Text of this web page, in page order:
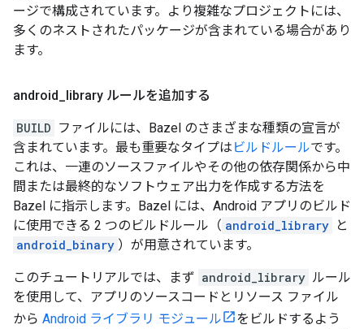
ージで構成されています。より複雑なプロジェクトには、
多くのネストされたパッケージが含まれている場合があり
ます。
android library ルールを追加する
BUILD ファイルには、Bazel のさまざまな種類の宣言が
含まれています。最も重要なタイプは ビルドルールです。
これは、一連のソースファイルやその他の依存関係から中
間または最終的なソフトウェア出力を作成する方法を
Bazel に指示します。Bazel には、Android アプリのビルド
に使用できる 2 つのビルドルール（ android_library と
android_binary ）が用意されています。
このチュートリアルでは、まず android_library ルール
を使用して、アプリのソースコードとリソース ファイル
から Android ライブラリ モジュール
をビルドするよう